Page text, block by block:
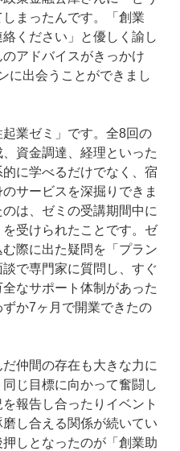
まったんです。「創業
ください」と優しく諭し
アドバイスがきっかけ
に出会うことができまし
業ゼミ」です。全8回の
資金調達、経理といった
に学べるだけでなく、宿
サービスを深掘りできま
は、ゼミの受講期間中に
を受けられたことです。ゼ
際に出た疑問を「プラン
で専門家に質問し、すぐ
なサポート体制があった
か7ヶ月で開業できたの
仲間の存在も大きな力に
じ目標に向かって奮闘し
報告し合ったりイベント
し合える関係が続いてい
しとなったのが「創業助